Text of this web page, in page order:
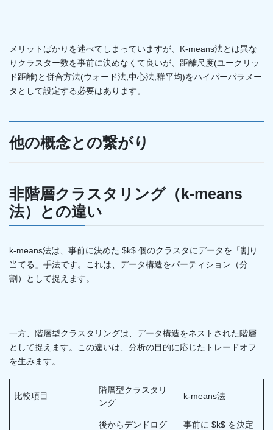
メリットばかりを述べてしまっていますが、K-means法とは異な
りクラスター数を事前に決めなくて良いが、距離尺度(ユークリッ
ド距離)と併合方法(ウォード法,中心法,群平均)をハイパーパラメー
タとして設定する必要はあります。
他の概念との繋がり
非階層クラスタリング（k-means
法）との違い
k-means法は、事前に決めた $k$ 個のクラスタにデータを「割り
当てる」手法です。これは、データ構造をパーティション（分
割）として捉えます。
一方、階層型クラスタリングは、データ構造をネストされた階層
として捉えます。この違いは、分析の目的に応じたトレードオフ
を生みます。
比較項目
階層型クラスタリ
ング
k-means法
後からデンドログ
事前に $k$ を決定